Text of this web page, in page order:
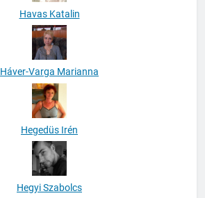
Havas Katalin
Háver-Varga Marianna
Hegedüs Irén
Hegyi Szabolcs